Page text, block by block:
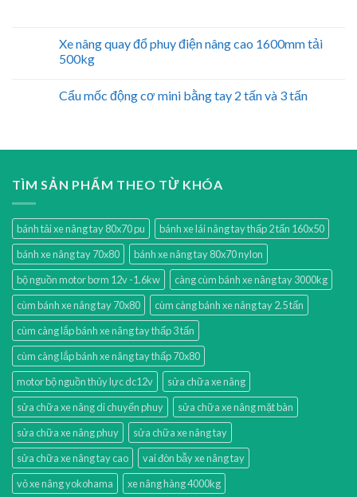
Xe nâng quay đổ phuy điện nâng cao 1600mm tải
500kg
Cẩu mốc động cơ mini bằng tay 2 tấn và 3 tấn
TÌM SẢN PHẨM THEO TỪ KHÓA
bánh tải xe nâng tay 80x70 pu
bánh xe lái nâng tay thấp 2 tấn 160x50
bánh xe nâng tay 70x80
bánh xe nâng tay 80x70 nylon
bộ nguồn motor bơm 12v -1.6kw
càng cùm bánh xe nâng tay 3000kg
cùm bánh xe nâng tay 70x80
cùm càng bánh xe nâng tay 2.5 tấn
cùm càng lắp bánh xe nâng tay thấp 3 tấn
cùm càng lắp bánh xe nâng tay thấp 70x80
motor bộ nguồn thủy lực dc12v
sửa chữa xe nâng
sửa chữa xe nâng di chuyển phuy
sửa chữa xe nâng mặt bàn
sửa chữa xe nâng phuy
sửa chữa xe nâng tay
sửa chữa xe nâng tay cao
vai đòn bẫy xe nâng tay
vỏ xe nâng yokohama
xe nâng hàng 4000kg